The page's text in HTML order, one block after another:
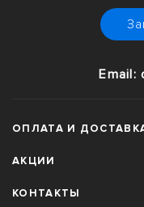
Email:
ОПЛАТА И
АКЦИИ
КОНТАКТЫ